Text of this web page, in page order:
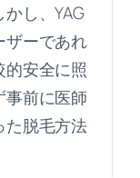
し、YAG
ザーであれ
安全に照
前に医師
た脱毛方法